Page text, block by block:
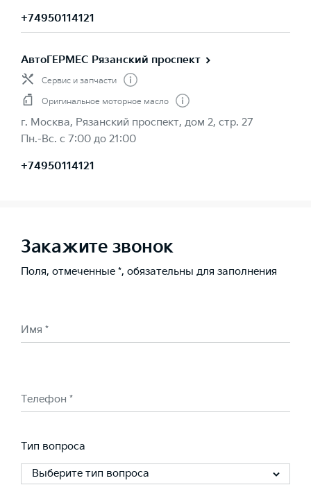
+74950114121
АвтоГЕРМЕС Рязанский проспект
Сервис и запчасти
Оригинальное моторное масло
г. Москва, Рязанский проспект, дом 2, стр. 27
Пн.-Вс. с 7:00 до 21:00
+74950114121
Закажите звонок
Поля, отмеченные *, обязательны для заполнения
Имя *
Телефон *
Тип вопроса
Выберите тип вопроса